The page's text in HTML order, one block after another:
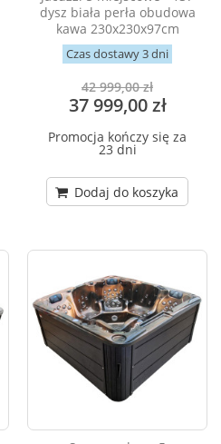
dysz biała perła obudowa
kawa 230x230x97cm
Czas dostawy 3 dni
42 999,00 zł
37 999,00 zł
Promocja kończy się za
23 dni
Dodaj do koszyka